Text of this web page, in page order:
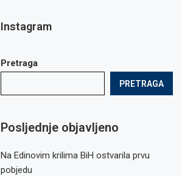
Instagram
Pretraga
PRETRAGA
Posljednje objavljeno
Na Edinovim krilima BiH ostvarila prvu
pobjedu